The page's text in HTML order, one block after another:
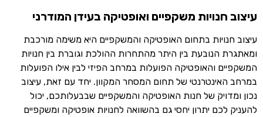
עיצוב חנויות משקפיים ואופטיקה בעידן המודרני
עיצוב חנויות בתחום האופטיקה והמשקפיים היא משימה מורכבת
ומאתגרת הנובעת בין היתר מהתחרות ההולכת וגוברת בין חנויות
המשקפיים והאופטיקה הפועלות במרחב הפיזי לבין אילו הפועלות
במרחב האינטרנטי של תחום המסחר המקוון. יחד עם זאת, עיצוב
נכון ומדויק של חנות האופטיקה והמשקפיים שבבעלותכם, יכול
להעניק לכם יתרון יחסי גם בהשוואה לחנויות אופטיקה ומשקפיים